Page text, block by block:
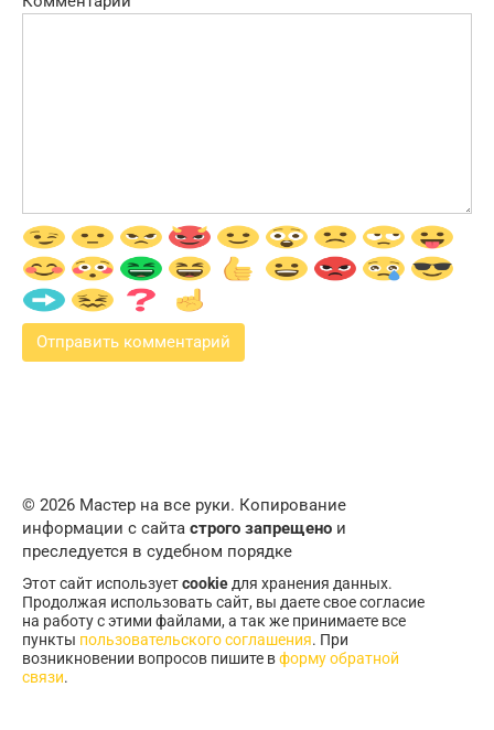
© 2026 Мастер на все руки. Копирование
информации с сайта строго запрещено и
преследуется в судебном порядке
Этот сайт используетcookieдля хранения данных.
Продолжая использовать сайт, вы даете свое согласие
на работу с этими файлами, а так же принимаете все
пункты пользовательского соглашения. При
возникновении вопросов пишите вформу обратной
связи.